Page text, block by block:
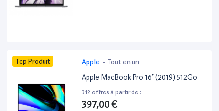
Top Produit Apple - Tout en un
Apple MacBook Pro 16” (2019) 512Go
312 offres à partir de :
397,00 €